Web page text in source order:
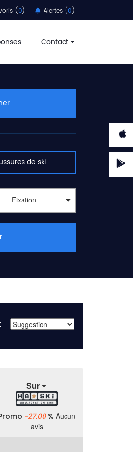
(0) Alertes (0)
Contact
de ski
Fixation
Sur
-27.00% Aucun
avis